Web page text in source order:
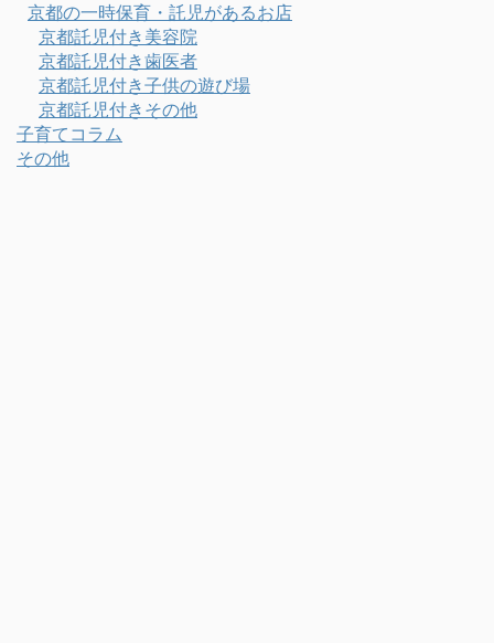
京都の一時保育・託児があるお店
京都託児付き美容院
京都託児付き歯医者
京都託児付き子供の遊び場
京都託児付きその他
子育てコラム
その他